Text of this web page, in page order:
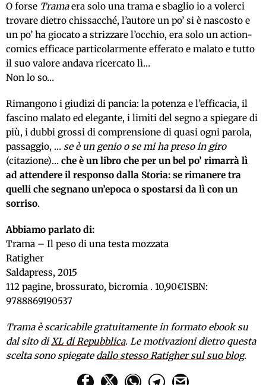
O forse Tramaera solo una trama e sbaglio io a volerci
trovare dietro chissacché, l’autore un po’ si è nascosto e
un po’ ha giocato a strizzare l’occhio, era solo un action-
comics efficace particolarmente efferato e malato e tutto
il suo valore andava ricercato lì…
Non lo so…
Rimangono i giudizi di pancia: la potenza e l’efficacia, il
fascino malato ed elegante, i limiti del segno a spiegare di
più, i dubbi grossi di comprensione di quasi ogni parola,
passaggio, … se è un genio o se mi ha preso in giro
(citazione)… che è un libro che per un bel po’ rimarrà lì
ad attendere il responso dalla Storia: se rimanere tra
quelli che segnano un’epoca o spostarsi da lì con un
sorriso.
Abbiamo parlato di:
Trama – Il peso di una testa mozzata
Ratigher
Saldapress, 2015
112 pagine, brossurato, bicromia . 10,90€ISBN:
9788869190537
Trama è scaricabile gratuitamente in formato ebook su
dal sito diXL di Repubblica. Le motivazioni dietro questa
scelta sono spiegate dallo stesso Ratigher sul suo blog.